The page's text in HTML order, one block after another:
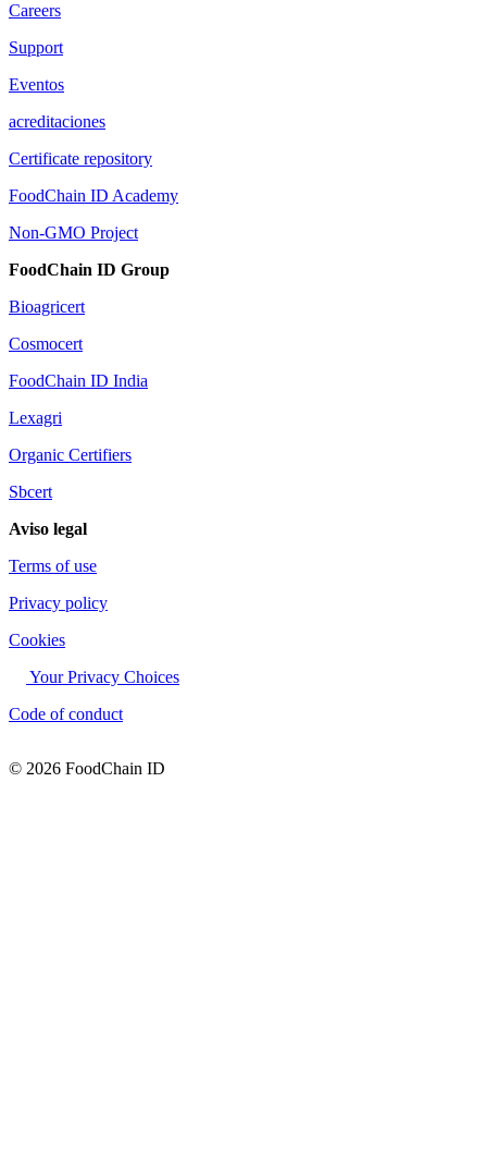
Careers
Support
Eventos
acreditaciones
Certificate repository
FoodChain ID Academy
Non-GMO Project
FoodChain ID Group
Bioagricert
Cosmocert
FoodChain ID India
Lexagri
Organic Certifiers
Sbcert
Aviso legal
Terms of use
Privacy policy
Cookies
Your Privacy Choices
Code of conduct
© 2026 FoodChain ID